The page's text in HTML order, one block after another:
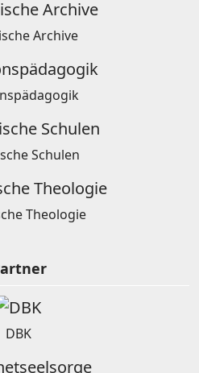
Archive
Schulen
Theologie
DBK